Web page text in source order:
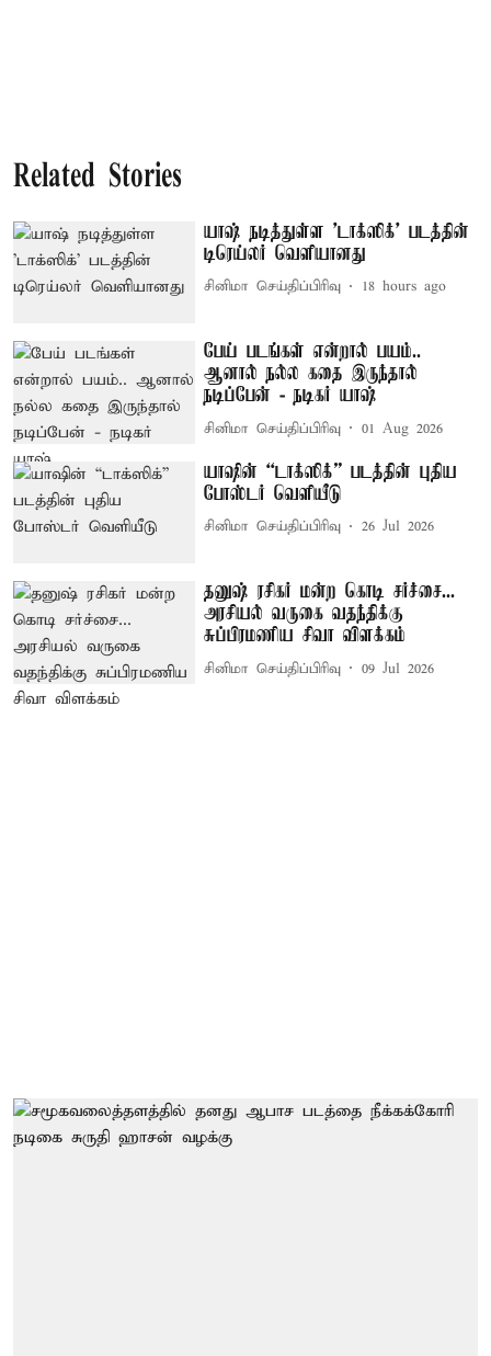
Related Stories
யாஷ் நடித்துள்ள 'டாக்‌ஸிக்' படத்தின்
டிரெய்லர் வெளியானது
சினிமா செய்திப்பிரிவு 18 hours ago
பேய் படங்கள் என்றால் பயம்..
ஆனால் நல்ல கதை இருந்தால்
நடிப்பேன் - நடிகர் யாஷ்
சினிமா செய்திப்பிரிவு 01 Aug 2026
யாஷின் “டாக்ஸிக்” படத்தின் புதிய
போஸ்டர் வெளியீடு
சினிமா செய்திப்பிரிவு 26 Jul 2026
தனுஷ் ரசிகர் மன்ற கொடி சர்ச்சை...
அரசியல் வருகை வதந்திக்கு
சுப்பிரமணிய சிவா விளக்கம்
சினிமா செய்திப்பிரிவு 09 Jul 2026